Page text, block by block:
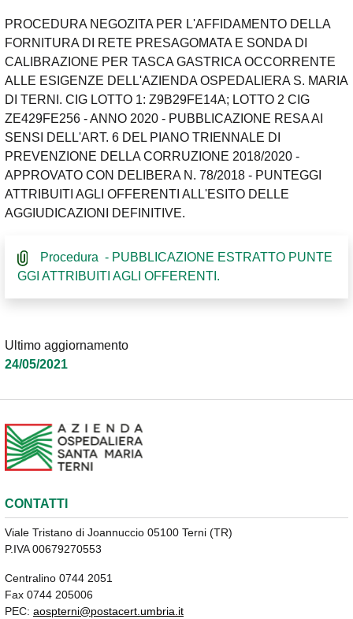
PROCEDURA NEGOZITA PER L'AFFIDAMENTO DELLA
FORNITURA DI RETE PRESAGOMATA E SONDA DI
CALIBRAZIONE PER TASCA GASTRICA OCCORRENTE
ALLE ESIGENZE DELL'AZIENDA OSPEDALIERA S. MARIA
DI TERNI. CIG LOTTO 1: Z9B29FE14A; LOTTO 2 CIG
ZE429FE256 - ANNO 2020 - PUBBLICAZIONE RESA AI
SENSI DELL'ART. 6 DEL PIANO TRIENNALE DI
PREVENZIONE DELLA CORRUZIONE 2018/2020 -
APPROVATO CON DELIBERA N. 78/2018 - PUNTEGGI
ATTRIBUITI AGLI OFFERENTI ALL'ESITO DELLE
AGGIUDICAZIONI DEFINITIVE.
Procedura - PUBBLICAZIONE ESTRATTO PUNTE
GGI ATTRIBUITI AGLI OFFERENTI.
Ultimo aggiornamento
24/05/2021
CONTATTI
Viale Tristano di Joannuccio 05100 Terni (TR)
P.IVA 00679270553
Centralino 0744 2051
Fax 0744 205006
PEC: aospterni@postacert.umbria.it